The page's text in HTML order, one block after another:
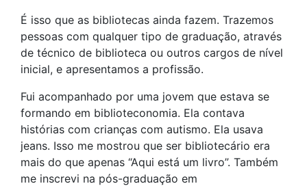
É isso que as bibliotecas ainda fazem. Trazemos
pessoas com qualquer tipo de graduação, através
de técnico de biblioteca ou outros cargos de nível
inicial, e apresentamos a profissão.
Fui acompanhado por uma jovem que estava se
formando em biblioteconomia. Ela contava
histórias com crianças com autismo. Ela usava
jeans. Isso me mostrou que ser bibliotecário era
mais do que apenas “Aqui está um livro”. Também
me inscrevi na pós-graduação em